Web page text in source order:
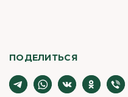
ПОДЕЛИТЬСЯ